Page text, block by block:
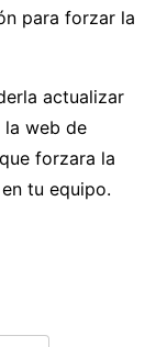
para forzar la
actualizar
la web de
forzara la
tu equipo.